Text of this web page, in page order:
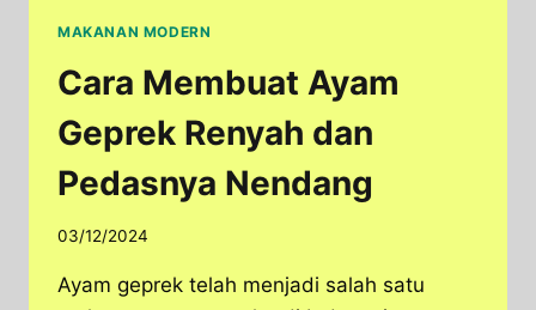
MAKANAN MODERN
Cara Membuat Ayam
Geprek Renyah dan
Pedasnya Nendang
03/12/2024
Ayam geprek telah menjadi salah satu